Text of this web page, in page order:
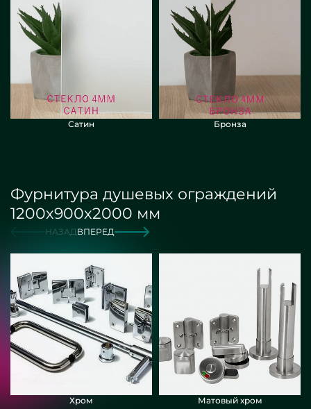
Сатин Бронза
Фурнитура душевых ограждений
1200х900х2000 мм
НАЗАДВПЕРЕД
Хром Матовый хром